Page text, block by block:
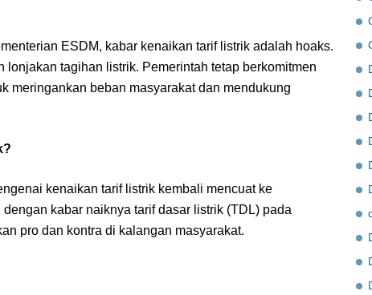
ESDM, kabar kenaikan tarif listrik adalah hoaks.
lonjakan tagihan listrik. Pemerintah tetap berkomitmen
meringankan beban masyarakat dan mendukung
kenaikan tarif listrik kembali mencuat ke
kabar naiknya tarif dasar listrik (TDL) pada
pro dan kontra di kalangan masyarakat.